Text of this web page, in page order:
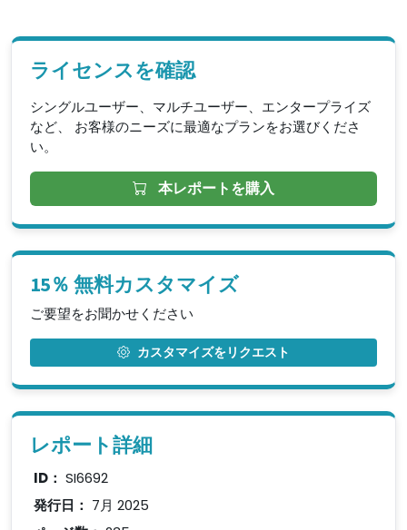
ライセンスを確認
シングルユーザー、マルチユーザー、エンタープライズ
など、 お客様のニーズに最適なプランをお選びくださ
い。
本レポートを購入
15％ 無料カスタマイズ
ご要望をお聞かせください
カスタマイズをリクエスト
レポート詳細
ID： SI6692
発行日： 7月 2025